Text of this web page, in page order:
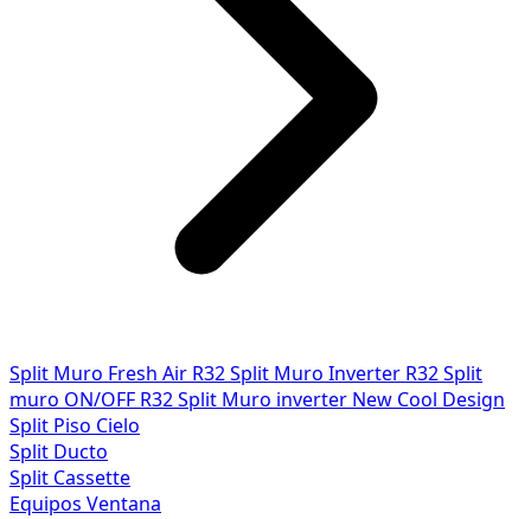
Split Muro Fresh Air R32Split Muro Inverter R32Split
muro ON/OFF R32Split Muro inverter New Cool Design
Split Piso Cielo
Split Ducto
Split Cassette
Equipos Ventana